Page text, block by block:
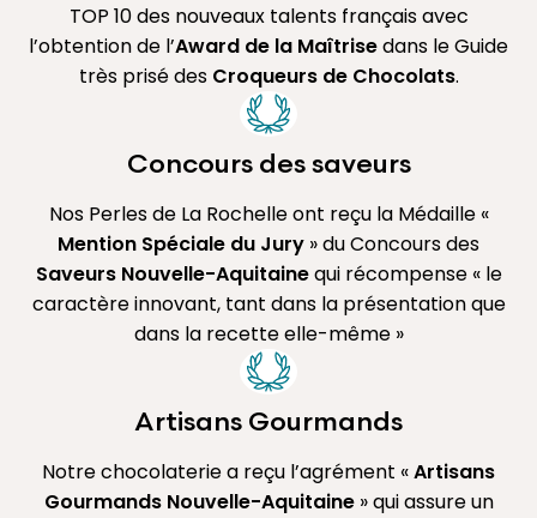
TOP 10 des nouveaux talents français avec
l’obtention de l’Award de la Maîtrise dans le Guide
très prisé des Croqueurs de Chocolats.
Concours des saveurs
Nos Perles de La Rochelle ont reçu la Médaille «
Mention Spéciale du Jury » du Concours des
Saveurs Nouvelle-Aquitainequi récompense « le
caractère innovant, tant dans la présentation que
dans la recette elle-même »
Artisans Gourmands
Notre chocolaterie a reçu l’agrément « Artisans
Gourmands Nouvelle-Aquitaine» qui assure un